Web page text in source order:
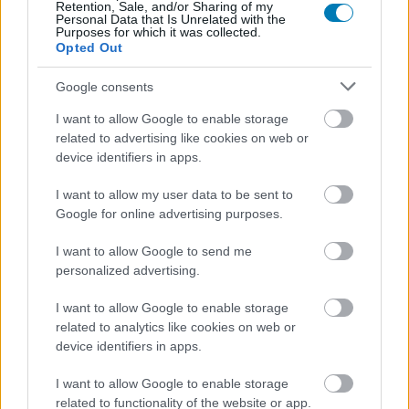
Retention, Sale, and/or Sharing of my
Personal Data that Is Unrelated with the
Purposes for which it was collected.
Opted Out
Google consents
I want to allow Google to enable storage
related to advertising like cookies on web or
device identifiers in apps.
I want to allow my user data to be sent to
Google for online advertising purposes.
I want to allow Google to send me
personalized advertising.
I want to allow Google to enable storage
related to analytics like cookies on web or
device identifiers in apps.
I want to allow Google to enable storage
related to functionality of the website or app.
nézhetjük a pre-alpha verziót
Ha nem akarod megvárni a hivatalos
bemutatót, akkor a lenti anyag egy velős képet
Unmute Loaded:
21.86%
Végre valahára az EA kihúzta a fejét a gödörből, és
bemutató ugyan még várat magára, de legalább nem kell
már úgy tennünk, mintha senki nem tudna semmit. Ez
nekünk nagy könnyebbség, de persze a szivárogtatók
ettől még teszik tovább a dolgukat.